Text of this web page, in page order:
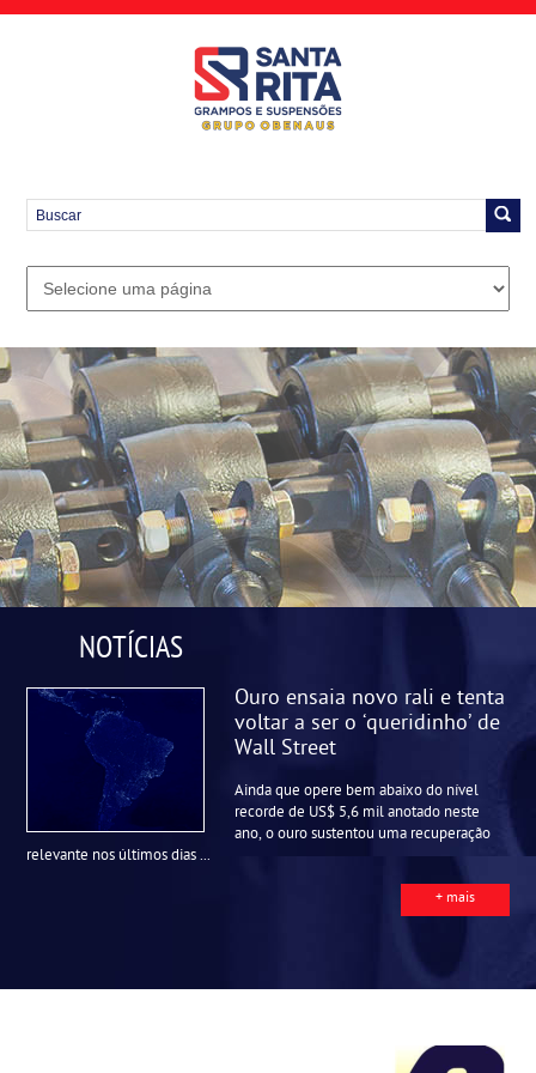
NOTÍCIAS
Ouro ensaia novo rali e tenta
voltar a ser o ‘queridinho’ de
Wall Street
Ainda que opere bem abaixo do nível
recorde de US$ 5,6 mil anotado neste
ano, o ouro sustentou uma recuperação
relevante nos últimos dias ...
+ mais